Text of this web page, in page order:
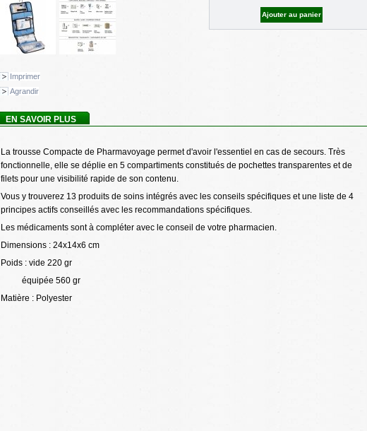
Imprimer
Agrandir
EN SAVOIR PLUS
La trousse Compacte de Pharmavoyage permet d'avoir l'essentiel en cas de secours. Très
fonctionnelle, elle se déplie en 5 compartiments constitués de pochettes transparentes et de
filets pour une visibilité rapide de son contenu.
Vous y trouverez 13 produits de soins intégrés avec les conseils spécifiques et une liste de 4
principes actifs conseillés avec les recommandations spécifiques.
Les médicaments sont à compléter avec le conseil de votre pharmacien.
Dimensions : 24x14x6 cm
Poids : vide 220 gr
équipée 560 gr
Matière : Polyester